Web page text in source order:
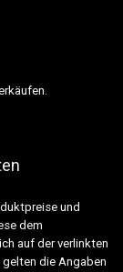
und
dem
auf der verlinkten
die Angaben